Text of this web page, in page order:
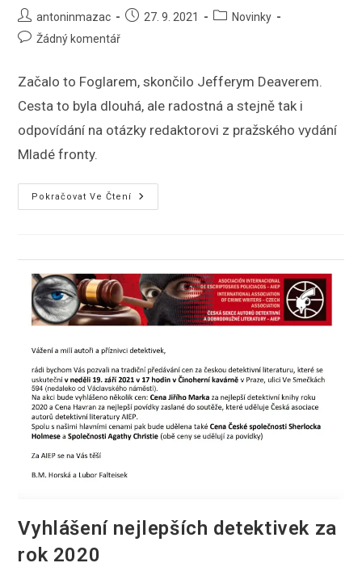
Autor
příspěvku
antoninmazac
Příspěvek
27. 9. 2021
RubrikyNovinky
Komentáře
Žádný komentář
Začalo to Foglarem, skončilo Jefferym Deaverem.
Cesta to byla dlouhá, ale radostná a stejně tak i
odpovídání na otázky redaktorovi z pražského vydání
Mladé fronty.
Pokračovat Ve Čtení
Pět
Otázek
Vyhlášení nejlepších detektivek za
rok 2020